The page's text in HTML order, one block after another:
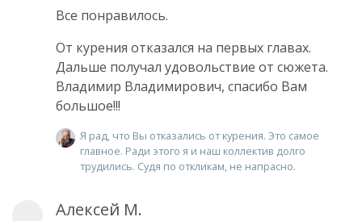
Все понравилось.
От курения отказался на первых главах.
Дальше получал удовольствие от сюжета.
Владимир Владимирович, спасибо Вам
большое!!!
Я рад, что Вы отказались от курения. Это самое
главное. Ради этого я и наш коллектив долго
трудились. Судя по откликам, не напрасно.
Алексей М.